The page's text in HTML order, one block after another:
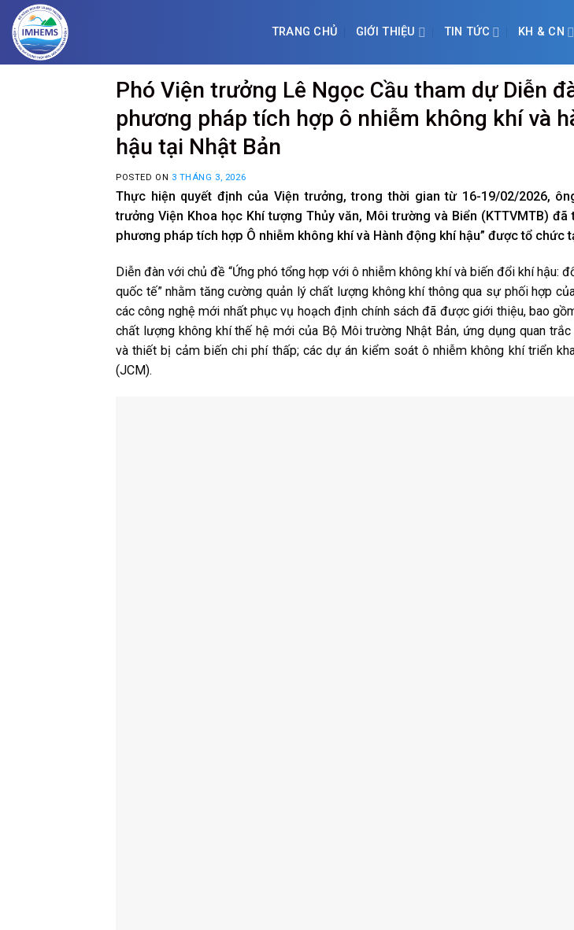
Skip
content
TRANG CHỦ GIỚI THIỆU TIN TỨC KH & CN
Phó Viện trưởng Lê Ngọc Cầu tham dự Diễn
phương pháp tích hợp ô nhiễm không khí và
hậu tại Nhật Bản
POSTED ON 3 THÁNG 3, 2026
Thực hiện quyết định của Viện trưởng, trong thời gian từ 16-19/02/2026,
trưởng Viện Khoa học Khí tượng Thủy văn, Môi trường và Biển (KTTVMTB) đã
phương pháp tích hợp Ô nhiễm không khí và Hành động khí hậu” được tổ chức
Diễn đàn với chủ đề “Ứng phó tổng hợp với ô nhiễm không khí và biến đổi khí hậu:
quốc tế” nhằm tăng cường quản lý chất lượng không khí thông qua sự phối hợp
các công nghệ mới nhất phục vụ hoạch định chính sách đã được giới thiệu, bao
chất lượng không khí thế hệ mới của Bộ Môi trường Nhật Bản, ứng dụng quan
và thiết bị cảm biến chi phí thấp; các dự án kiểm soát ô nhiễm không khí triển
(JCM).